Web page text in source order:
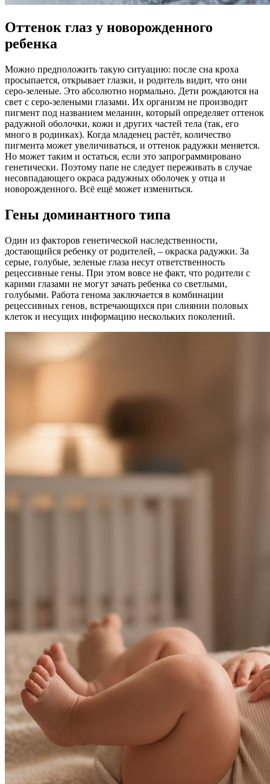
Оттенок глаз у новорожденного
ребенка
Можно предположить такую ситуацию: после сна кроха
просыпается, открывает глазки, и родитель видит, что они
серо-зеленые. Это абсолютно нормально. Дети рождаются на
свет с серо-зелеными глазами. Их организм не производит
пигмент под названием меланин, который определяет оттенок
радужной оболочки, кожи и других частей тела (так, его
много в родинках). Когда младенец растёт, количество
пигмента может увеличиваться, и оттенок радужки меняется.
Но может таким и остаться, если это запрограммировано
генетически. Поэтому папе не следует переживать в случае
несовпадающего окраса радужных оболочек у отца и
новорожденного. Всё ещё может измениться.
Гены доминантного типа
Один из факторов генетической наследственности,
достающийся ребенку от родителей, – окраска радужки. За
серые, голубые, зеленые глаза несут ответственность
рецессивные гены. При этом вовсе не факт, что родители с
карими глазами не могут зачать ребенка со светлыми,
голубыми. Работа генома заключается в комбинации
рецессивных генов, встречающихся при слиянии половых
клеток и несущих информацию нескольких поколений.